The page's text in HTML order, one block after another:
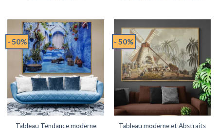
- 50%
Tableau Tendance moderne
- 50%
Tableau moderne et Abstraits